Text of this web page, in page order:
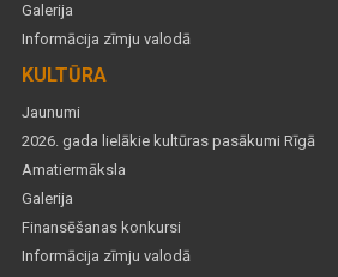
Galerija
Informācija zīmju valodā
KULTŪRA
Jaunumi
2026. gada lielākie kultūras pasākumi Rīgā
Amatiermāksla
Galerija
Finansēšanas konkursi
Informācija zīmju valodā